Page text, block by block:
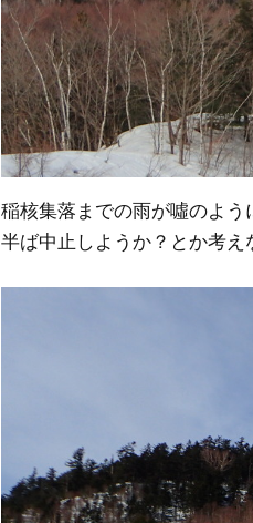
稲核集落までの雨が噓のよう
半ば中止しようか？とか考